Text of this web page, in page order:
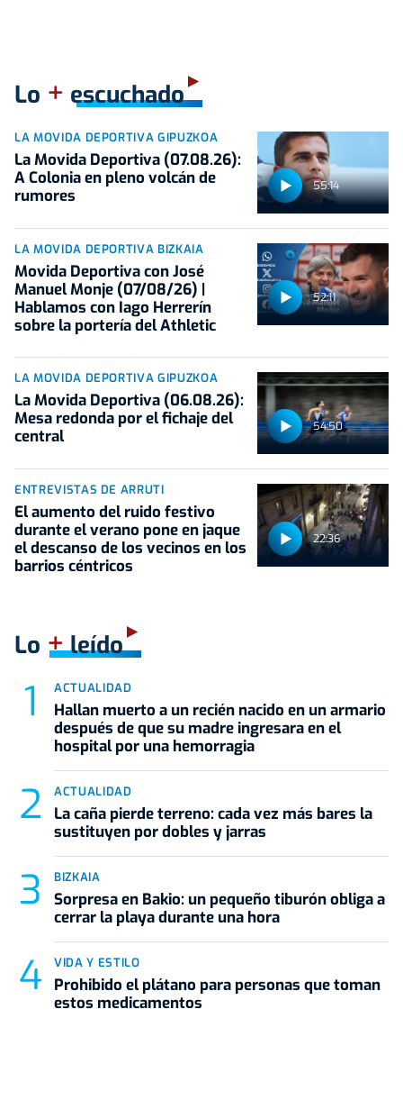
Lo + escuchado
55:14
LA MOVIDA DEPORTIVA GIPUZKOA
La Movida Deportiva (07.08.26):
A Colonia en pleno volcán de
rumores
52:11
LA MOVIDA DEPORTIVA BIZKAIA
Movida Deportiva con José
Manuel Monje (07/08/26) |
Hablamos con Iago Herrerín
sobre la portería del Athletic
54:50
LA MOVIDA DEPORTIVA GIPUZKOA
La Movida Deportiva (06.08.26):
Mesa redonda por el fichaje del
central
22:36
ENTREVISTAS DE ARRUTI
El aumento del ruido festivo
durante el verano pone en jaque
el descanso de los vecinos en los
barrios céntricos
Lo +leído
ACTUALIDAD
Hallan muerto a un recién nacido en un armario
después de que su madre ingresara en el
hospital por una hemorragia
ACTUALIDAD
La caña pierde terreno: cada vez más bares la
sustituyen por dobles y jarras
BIZKAIA
Sorpresa en Bakio: un pequeño tiburón obliga a
cerrar la playa durante una hora
VIDA Y ESTILO
Prohibido el plátano para personas que toman
estos medicamentos